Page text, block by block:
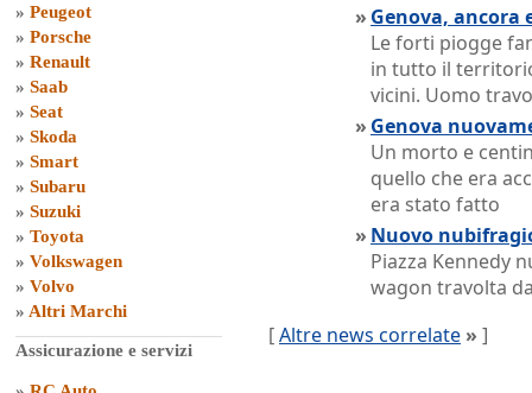
» Peugeot
» Porsche
» Renault
» Saab
» Seat
» Skoda
» Smart
» Subaru
» Suzuki
» Toyota
» Volkswagen
» Volvo
» Altri Marchi
Assicurazione e servizi
» Genova, ancora
Le forti piogge
in tutto il
vicini. Uomo
» Genova
Un morto e
quello che era
era stato fatto
» Nuovo
Piazza Kennedy
wagon travolta
[Altre news correlate » ]